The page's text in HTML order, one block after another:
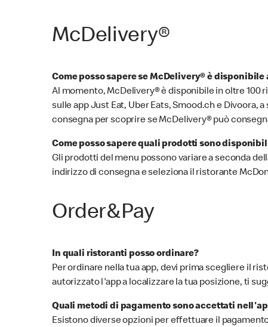
McDelivery®
Come posso sapere se McDelivery® è
Al momento, McDelivery® è disponibile in oltre
sulle app Just Eat, Uber Eats, Smood.ch e Divoora,
consegna per scoprire se McDelivery® può
Come posso sapere quali prodotti sono
Gli prodotti del menu possono variare a seconda
indirizzo di consegna e seleziona il ristorante
Order&Pay
In quali ristoranti posso ordinare?
Per ordinare nella tua app, devi prima scegliere il
autorizzato l'app a localizzare la tua posizione, ti
Quali metodi di pagamento sono accettati
Esistono diverse opzioni per effettuare il